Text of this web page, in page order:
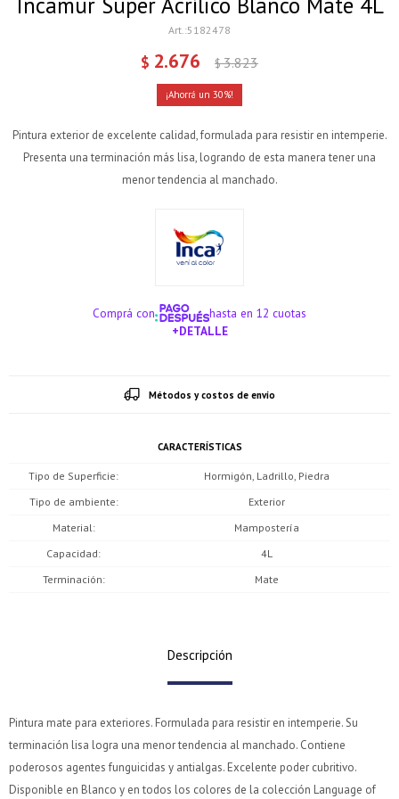
5182478
$ 2.676 $3.823
30
Pintura exterior de excelente calidad, formulada para resistir en intemperie.
Presenta una terminación más lisa, logrando de esta manera tener una
menor tendencia al manchado.
Comprá con
hasta en 12 cuotas
+DETALLE
Métodos y costos de envío
CARACTERÍSTICAS
Tipo de Superficie
Hormigón, Ladrillo, Piedra
Tipo de ambiente
Exterior
Material
Mampostería
Capacidad
4L
Terminación
Mate
Descripción
Pintura mate para exteriores. Formulada para resistir en intemperie. Su
terminación lisa logra una menor tendencia al manchado. Contiene
poderosos agentes funguicidas y antialgas. Excelente poder cubritivo.
Disponible en Blanco y en todos los colores de la colección Language of
Comprá ahora y Pagá
¡Sumate a la forma más ágil de comprar!
cuotas * ¡Solo con tu cédula!
* sujeto aprobación crediticia.
Verifica si estás calificado para comprar con Pago
Después:
Comprá ahora y Pagá
¡Sumate a la forma más ágil de comprar!
cuotas * ¡Solo con tu cédula!
* sujeto aprobación crediticia.
Verifica si estás calificado para comprar con Pago
Después: